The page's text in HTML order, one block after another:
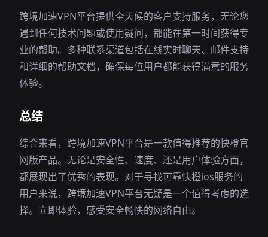
跨境加速VPN平台提供全天候的客户支持服务，无论您
遇到任何技术问题或使用疑问，都能在第一时间获得专
业的帮助。多种联系渠道包括在线实时聊天、邮件支持
和详细的帮助文档，确保每位用户都能获得满意的服务
体验。
总结
综合来看，跨境加速VPN平台是一款值得推荐的快橙官
网版产品。无论是安全性、速度、还是用户体验方面，
都展现出了优秀的表现。对于寻找可靠快橙ios服务的
用户来说，跨境加速VPN平台无疑是一个值得考虑的选
择。立即体验，感受安全畅快的网络自由。